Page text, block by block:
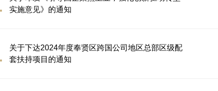
实施意见》的通知
关于下达2024年度奉贤区跨国公司地区总部区级配
套扶持项目的通知